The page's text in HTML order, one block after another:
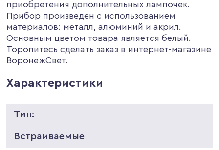
приобретения дополнительных лампочек.
Прибор произведен с использованием
материалов: металл, алюминий и акрил.
Основным цветом товара является белый.
Торопитесь сделать заказ в интернет-магазине
ВоронежСвет.
Характеристики
Тип:
Встраиваемые